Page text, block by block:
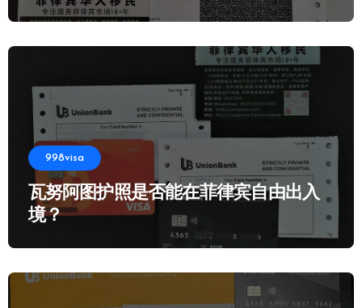
998visa
瓦努阿图护照是否能在菲律宾自由出入
境？